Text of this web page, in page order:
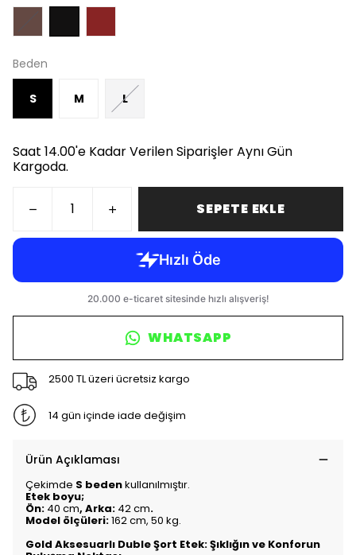
Beden
S M L
Saat 14.00'e Kadar Verilen Siparişler Aynı Gün
Kargoda.
SEPETE EKLE
WHATSAPP
2500 TL üzeri ücretsiz kargo
14 gün içinde iade değişim
Ürün Açıklaması
Çekimde S bedenkullanılmıştır.
Etek boyu;
Ön: 40 cm, Arka: 42 cm.
Model ölçüleri:162 cm, 50 kg.
Gold Aksesuarlı Duble Şort Etek: Şıklığın ve Konforun